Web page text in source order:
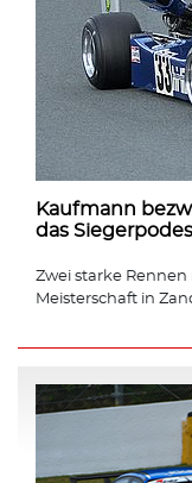
Kaufmann
das
Zwei starke Rennen
Meisterschaft in